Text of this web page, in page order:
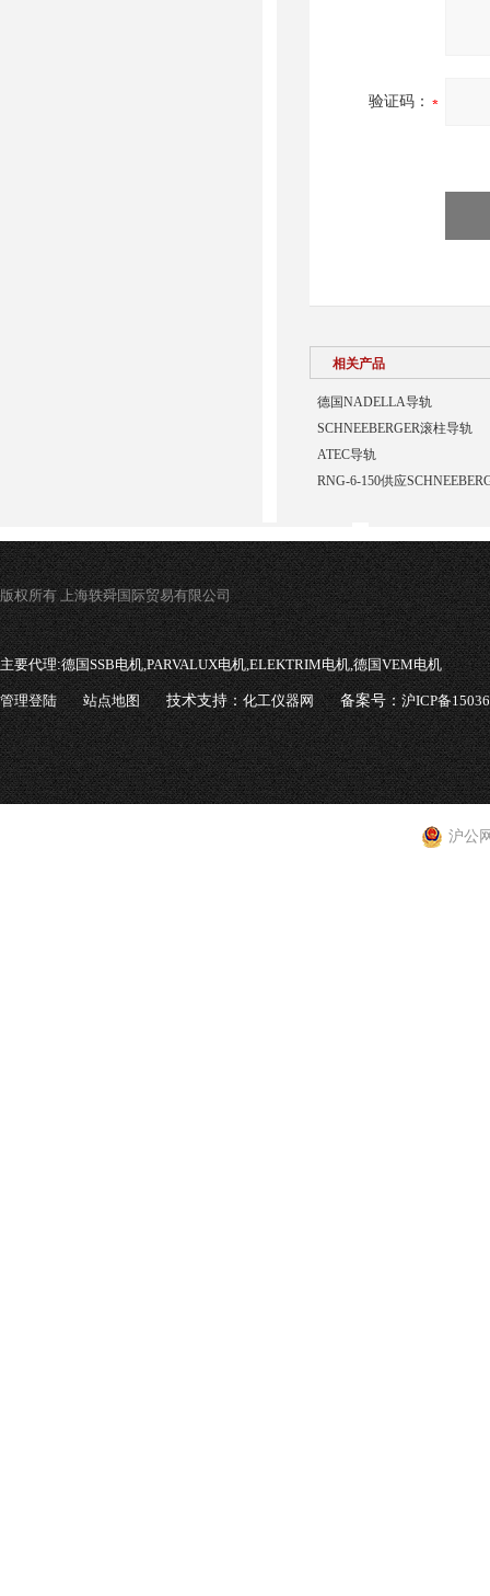
验证码：
相关产品
德国NADELLA导轨
SCHNEEBERGER滚柱导轨
ATEC导轨
RNG-6-150供应
版权所有 上海轶舜国际贸易有限公司
主要代理:德国SSB电机,PARVALUX电机,ELEKTRIM电机,德国VEM电机
管理登陆 站点地图 技术支持：化工仪器网 备案号：沪ICP备
沪公